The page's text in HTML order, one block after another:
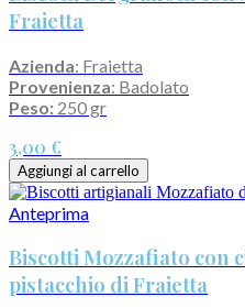
Fraietta
Azienda: Fraietta
Provenienza: Badolato
Peso: 250 gr
3,00 €
Aggiungi al carrello
Anteprima
Biscotti Mozzafiato con
pistacchio di Fraietta